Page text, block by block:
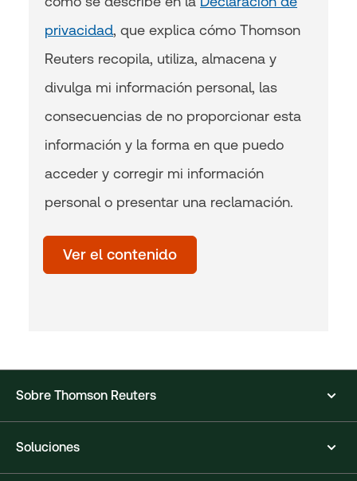
privacidad, que explica cómo Thomson
Reuters recopila, utiliza, almacena y
divulga mi información personal, las
consecuencias de no proporcionar esta
información y la forma en que puedo
acceder y corregir mi información
personal o presentar una reclamación.
of
(Optional)
Ver el contenido
Sobre Thomson Reuters
Soluciones